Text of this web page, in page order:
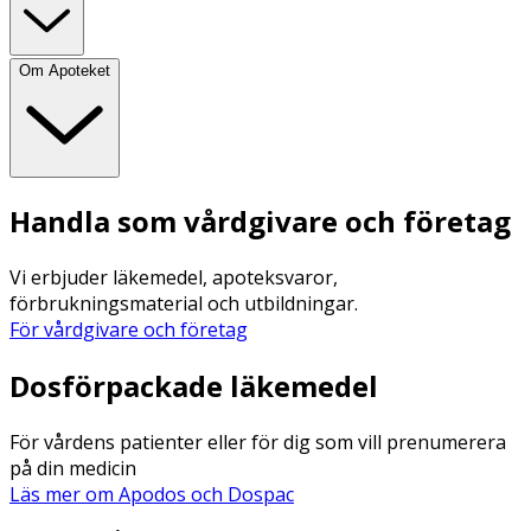
Om Apoteket
Handla som vårdgivare och företag
Vi erbjuder läkemedel, apoteksvaror,
förbrukningsmaterial och utbildningar.
För vårdgivare och företag
Dosförpackade läkemedel
För vårdens patienter eller för dig som vill prenumerera
på din medicin
Läs mer om Apodos och Dospac